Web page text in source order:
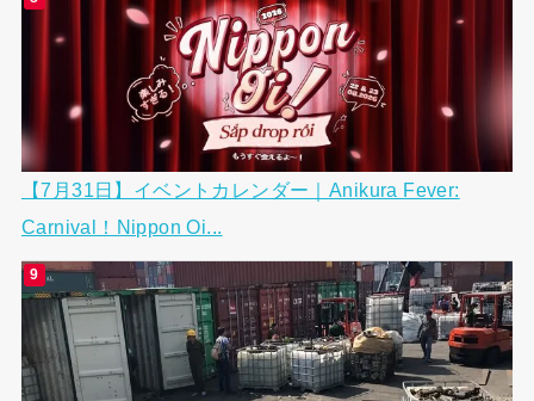
【7月31日】イベントカレンダー｜Anikura Fever:
Carnival！Nippon Oi...